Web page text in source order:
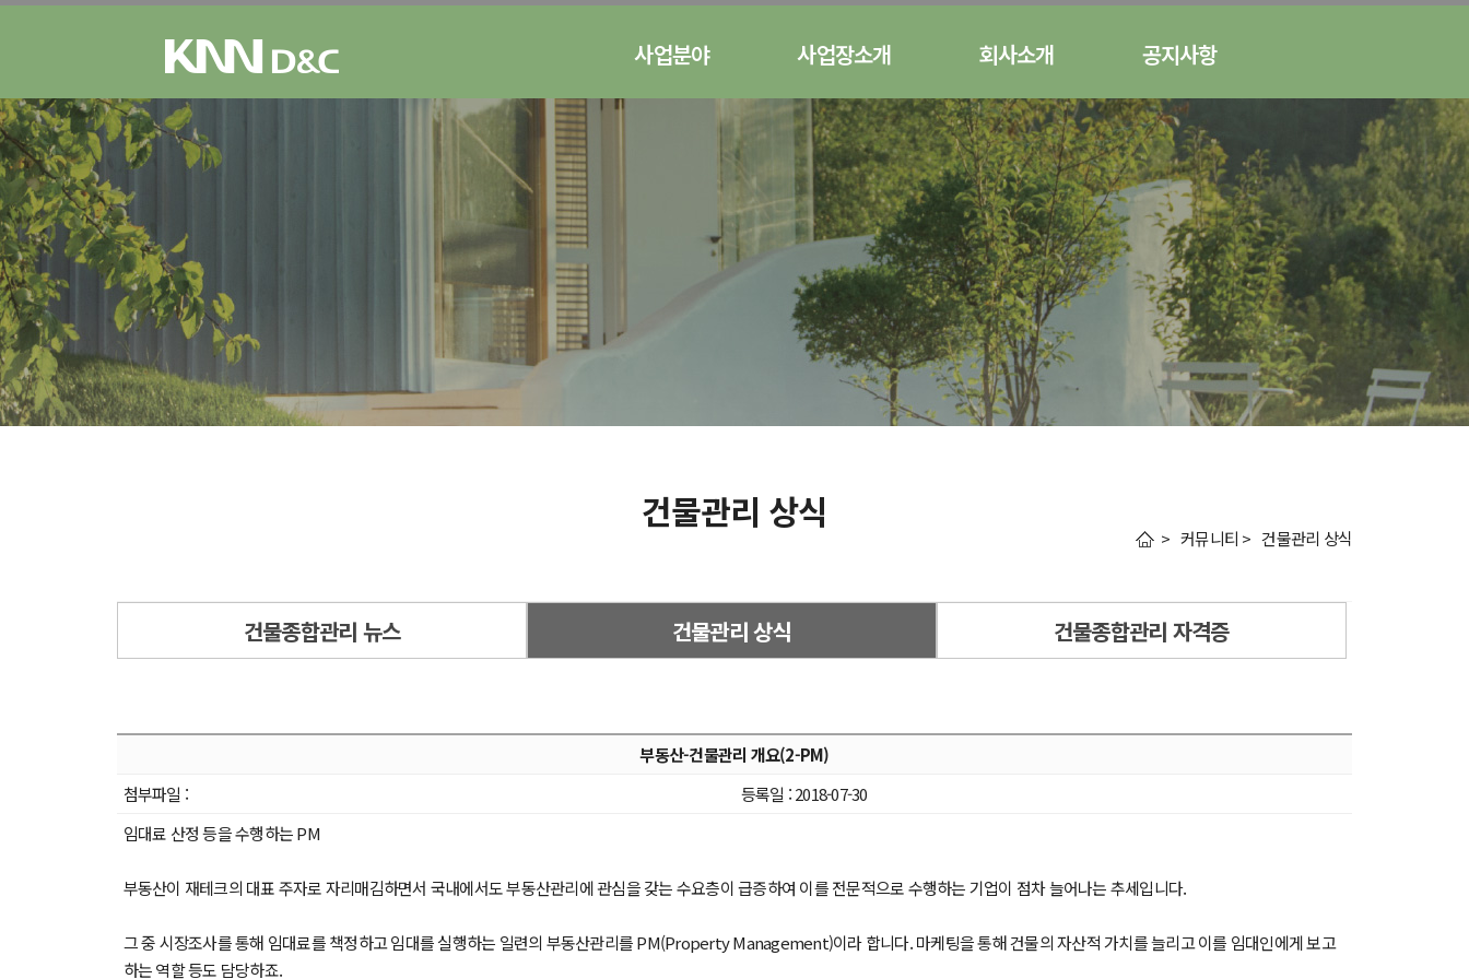
사업분야 사업장소개 회사소개 공지사항
건물관리 상식
> 커뮤니티 > 건물관리 상식
건물종합관리 뉴스 건물관리 상식 건물종합관리 자격증
부동산-건물관리 개요(2-PM)
첨부파일 :
등록일 : 2018-07-30
임대료 산정 등을 수행하는 PM
부동산이 재테크의 대표 주자로 자리매김하면서 국내에서도 부동산관리에 관심을 갖는 수요층이 급증하여 이를 전문적으로 수행하는 기업이 점차 늘어나는 추세입니다.
그 중 시장조사를 통해 임대료를 책정하고 임대를 실행하는 일련의 부동산관리를 PM(Property Management)이라 합니다. 마케팅을 통해 건물의 자산적 가치를 늘리고 이를 임대인에게 보고
하는 역할 등도 담당하죠.